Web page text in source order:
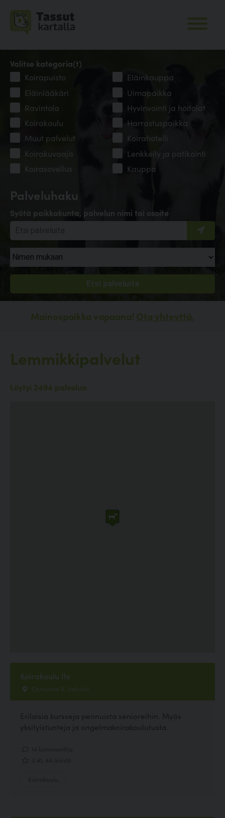
Palveluhaku
Syötä paikkakunta, palvelun nimi tai osoite
Valitse kategoria(t)
Koirapuisto
Eläinkauppa
Eläinlääkäri
Uimapaikka
Ravintola
Hyvinvointi ja hoitolat
Koirakoulu
Harrastuspaikka
Muut palvelut
Koirahotelli
Koirakuvaaja
Lenkkeily ja patikointi
Koirasovellus
Kauppa
Mainospaikka vapaana! Ota yhteyttä.
Lemmikkipalvelut
Löytyi 2494 palvelua
Koirakoulu Ilo
Osmontie 5, Helsinki
Erilaisia kursseja pennuista senioreihin. Myös
yksityistunteja ja ongelmakoirakoulutusta.